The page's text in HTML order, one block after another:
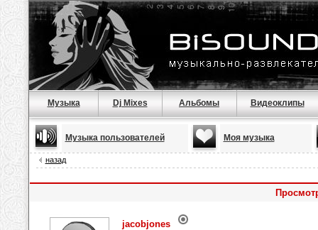
Музыка Dj Mixes Альбомы Видеоклипы
Музыка пользователей Моя музыка
назад
jacobjones